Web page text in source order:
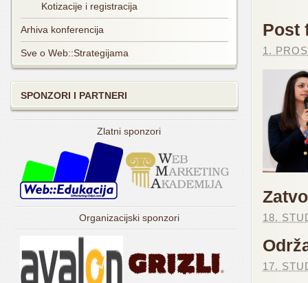
Post
1.
18.
17.
Kotizacije i registracija
Arhiva konferencija
Sve o Web::Strategijama
SPONZORI I PARTNERI
Zlatni sponzori
Organizacijski sponzori